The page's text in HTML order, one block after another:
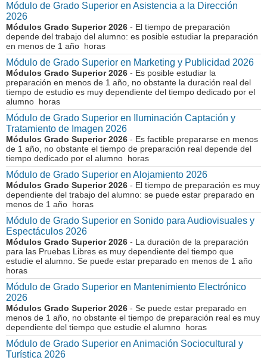
Módulo de Grado Superior en Asistencia a la Dirección
2026
Módulos Grado Superior 2026 - El tiempo de preparación
depende del trabajo del alumno: es posible estudiar la preparación
en menos de 1 año horas
Módulo de Grado Superior en Marketing y Publicidad 2026
Módulos Grado Superior 2026 - Es posible estudiar la
preparación en menos de 1 año, no obstante la duración real del
tiempo de estudio es muy dependiente del tiempo dedicado por el
alumno horas
Módulo de Grado Superior en Iluminación Captación y
Tratamiento de Imagen 2026
Módulos Grado Superior 2026 - Es factible prepararse en menos
de 1 año, no obstante el tiempo de preparación real depende del
tiempo dedicado por el alumno horas
Módulo de Grado Superior en Alojamiento 2026
Módulos Grado Superior 2026 - El tiempo de preparación es muy
dependiente del trabajo del alumno: se puede estar preparado en
menos de 1 año horas
Módulo de Grado Superior en Sonido para Audiovisuales y
Espectáculos 2026
Módulos Grado Superior 2026 - La duración de la preparación
para las Pruebas Libres es muy dependiente del tiempo que
estudie el alumno. Se puede estar preparado en menos de 1 año
horas
Módulo de Grado Superior en Mantenimiento Electrónico
2026
Módulos Grado Superior 2026 - Se puede estar preparado en
menos de 1 año, no obstante el tiempo de preparación real es muy
dependiente del tiempo que estudie el alumno horas
Módulo de Grado Superior en Animación Sociocultural y
Turística 2026